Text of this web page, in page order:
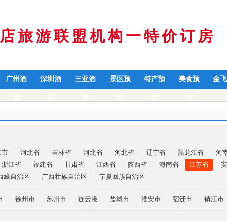
旅游联盟机构一特价订房
广州酒 深圳酒 三亚酒 景区预 特产预 美食预 金
市 河北省 吉林省 河北省 河北省 辽宁省 黑龙江省 河
浙江省 福建省 甘肃省 江西省 陕西省 海南省 江苏省
藏自治区 广西壮族自治区 宁夏回族自治区
徐州市 苏州市 连云港 盐城市 淮安市 宿迁市 镇江市